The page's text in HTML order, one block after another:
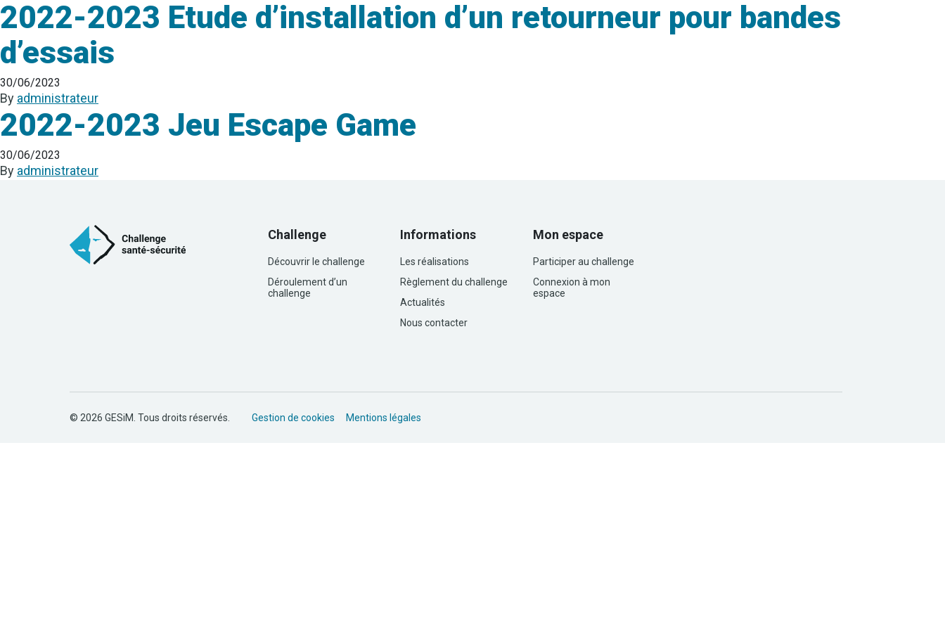
2022-2023 Etude d’installation d’un retourneur pour bandes
d’essais
30/06/2023
By administrateur
2022-2023 Jeu Escape Game
30/06/2023
By administrateur
Challenge
Découvrir le challenge
Déroulement d’un
challenge
Informations
Les réalisations
Règlement du challenge
Actualités
Nous contacter
Mon espace
Participer au challenge
Connexion à mon
espace
© 2026 GESiM. Tous droits réservés. Gestion de cookies Mentions légales